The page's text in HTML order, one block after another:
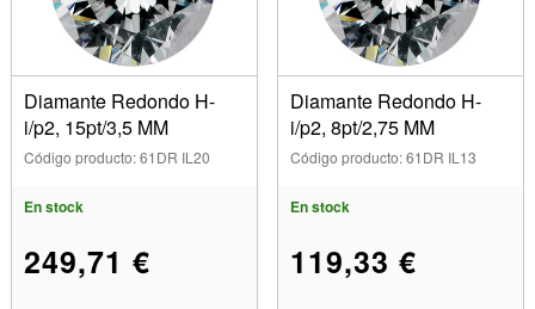
Diamante Redondo H-
i/p2, 15pt/3,5 MM
Código producto: 61DR IL20
En stock
249,71 €
Diamante Redondo H-
i/p2, 8pt/2,75 MM
Código producto: 61DR IL13
En stock
119,33 €